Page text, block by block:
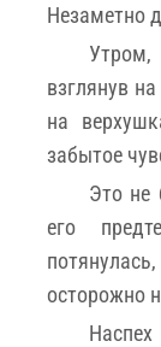
Незаметно
взглянув
на
забытое
Это не
его
осторожно